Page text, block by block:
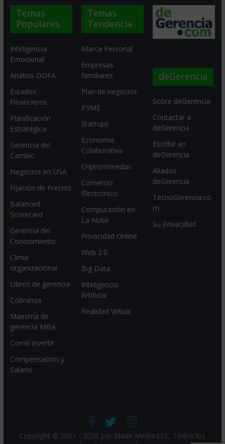
Temas
Populares
Inteligencia
Emocional
Análisis DOFA
Estados
Financieros
Planificación
Estratégica
Gerencia del
Cambio
Negocios en USA
Fijación de Precios
Balanced
Scorecard
Gerencia del
Conocimiento
Clima
organizacional
Libros de gerencia
Cobranza
Maestría de
gerencia MBA
Como invertir
Compensacion y
Salario
Temas
Tendencia
Marca Personal
Empresas
familiares
Plan de negocios
PYME
Startups
Economia
Colaborativa
Criptomonedas
Comercio
Electrónico
Computación en
La Nube
Privacidad Online
Web 2.0
Big Data
Inteligencia
Artificial
Realidad Virtual
deGerencia
Sobre deGerencia
Contactar a
deGerencia
Escribir en
deGerencia
Aliados
deGerencia
TecnoGerencia.co
m
Su Privacidad
Copyright © 2001 - 2026 por Blade Media LLC. Todos los